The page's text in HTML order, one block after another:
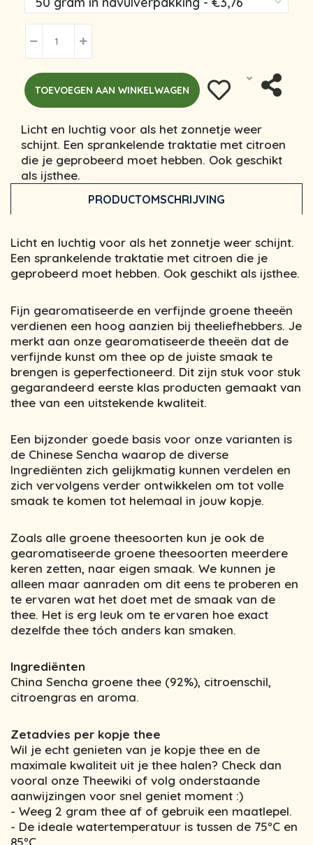
TOEVOEGEN AAN WINKELWAGEN
Licht en luchtig voor als het zonnetje weer
schijnt. Een sprankelende traktatie met citroen
die je geprobeerd moet hebben. Ook geschikt
als ijsthee.
PRODUCTOMSCHRIJVING
Licht en luchtig voor als het zonnetje weer schijnt.
Een sprankelende traktatie met citroen die je
geprobeerd moet hebben. Ook geschikt als ijsthee.
Fijn gearomatiseerde en verfijnde groene theeën
verdienen een hoog aanzien bij theeliefhebbers. Je
merkt aan onze gearomatiseerde theeën dat de
verfijnde kunst om thee op de juiste smaak te
brengen is geperfectioneerd. Dit zijn stuk voor stuk
gegarandeerd eerste klas producten gemaakt van
thee van een uitstekende kwaliteit.
Een bijzonder goede basis voor onze varianten is
de Chinese Sencha waarop de diverse
Ingrediënten zich gelijkmatig kunnen verdelen en
zich vervolgens verder ontwikkelen om tot volle
smaak te komen tot helemaal in jouw kopje.
Zoals alle groene theesoorten kun je ook de
gearomatiseerde groene theesoorten meerdere
keren zetten, naar eigen smaak. We kunnen je
alleen maar aanraden om dit eens te proberen en
te ervaren wat het doet met de smaak van de
thee. Het is erg leuk om te ervaren hoe exact
dezelfde thee tóch anders kan smaken.
Ingrediënten
China Sencha groene thee (92%), citroenschil,
citroengras en aroma.
Zetadvies per kopje thee
Wil je echt genieten van je kopje thee en de
maximale kwaliteit uit je thee halen? Check dan
vooral onze Theewiki of volg onderstaande
aanwijzingen voor snel geniet moment :)
- Weeg 2 gram thee af of gebruik een maatlepel.
- De ideale watertemperatuur is tussen de 75ºC en
85ºC.